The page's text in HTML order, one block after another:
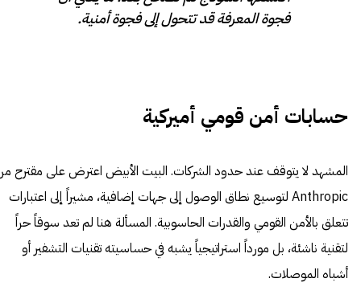
فجوة المعرفة قد تتحول إلى فجوة أمنية.
حسابات أمن قومي أميركية
المشهد لا يتوقف عند حدود الشركات. البيت الأبيض اعترض على مقترح
Anthropic لتوسيع نطاق الوصول إلى جهات إضافية، مشيراً إلى اعتبارات
تتعلق بالأمن القومي والقدرات الحاسوبية. المسألة هنا لم تعد سوقاً حراً
لتقنية ناشئة، بل مورداً استراتيجياً يشبه في حساسيته تقنيات التشفير أو
أشباه الموصلات.